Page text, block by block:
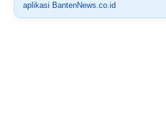
aplikasi BantenNews.co.id